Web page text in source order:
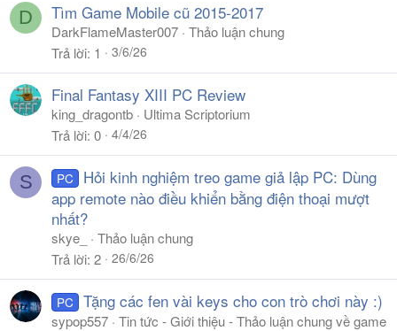
D Tìm Game Mobile cũ 2015-2017
DarkFlameMaster007 Thảo luận chung
Trả lời 1 3/6/26
Final Fantasy XIII PC Review
king_dragontb
Ultima Scriptorium
Trả lời 0 4/4/26
S PC
Hỏi kinh nghiệm treo game giả lập PC: Dùng
app remote nào điều khiển bằng điện thoại mượt
nhất?
skye_
Thảo luận chung
Trả lời 2 26/6/26
PC Tặng các fen vài keys cho con trò chơi này :)
sypop557 Tin tức - Giới thiệu - Thảo luận chung về game